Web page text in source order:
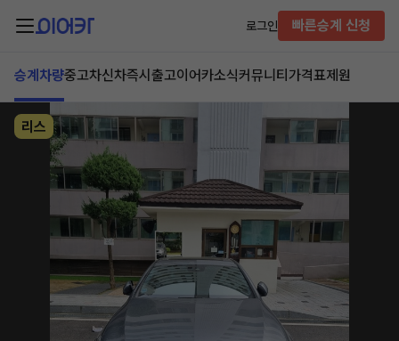
로그인 빠른승계 신청
승계차량중고차신차즉시출고이어카소식커뮤니티 가격표제원
리스